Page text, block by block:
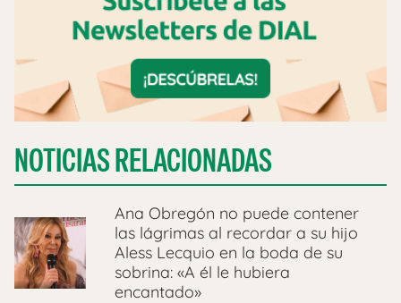
NOTICIAS RELACIONADAS
Ana Obregón no puede contener
las lágrimas al recordar a su hijo
Aless Lecquio en la boda de su
sobrina: «A él le hubiera
encantado»